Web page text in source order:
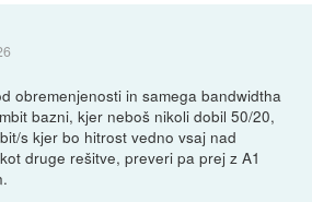
obremenjenosti in samega bandwidtha
bazni, kjer neboš nikoli dobil 50/20,
s kjer bo hitrost vedno vsaj nad
druge rešitve, preveri pa prej z A1